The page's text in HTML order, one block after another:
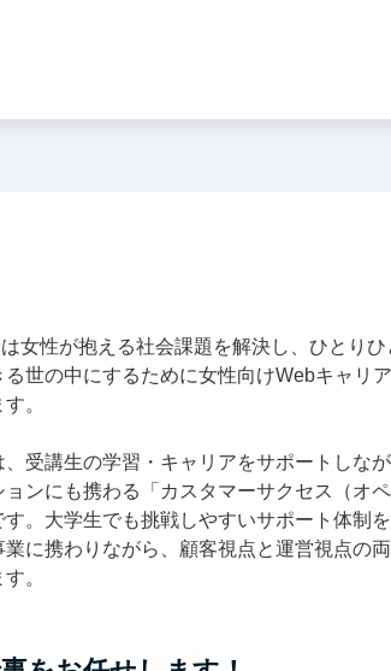
女性が抱える社会課題を解決し、ひとりひ
世の中にするために女性向けWebキャリ
。
受講生の学習・キャリアをサポートしな
ョンにも携わる「カスタマーサクセス（オ
。大学生でも挑戦しやすいサポート体制
に携わりながら、顧客視点と運営視点の
。